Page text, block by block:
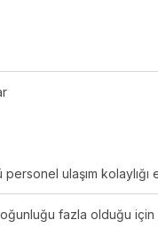
ulaşım kolaylığı
fazla olduğu